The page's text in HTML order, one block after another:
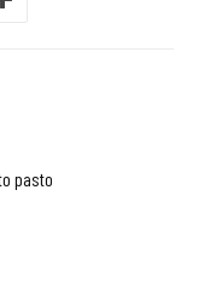
pasto